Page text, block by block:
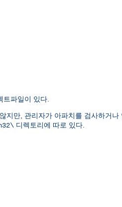
파일이 있다.
지만, 관리자가 아파치를 검사하거
디렉토리에 따로 있다.